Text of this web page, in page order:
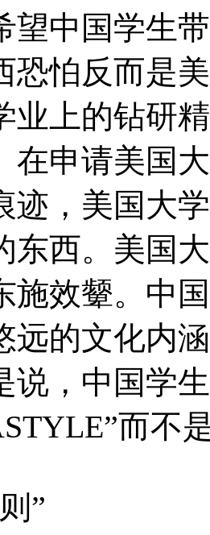
望中国学生
恐怕反而是
业上的钻研
在申请美国
迹，美国大
东西。美国
施效颦。中
远的文化内
说，中国学
而不
”